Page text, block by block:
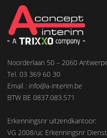
Noorderlaan 50 – 2060
Tel. 03 369 60 30
Email : info@a-interim.be
BTW BE 0837.083.571
Erkenningsnr uitzendkantoor:
VG 2008/uc Erkenningsnr